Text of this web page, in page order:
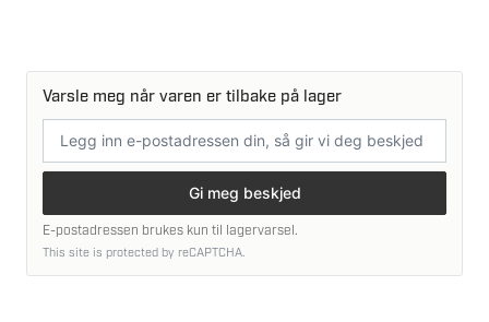
Varsle meg når varen er tilbake på lager
postadresse
Gi meg beskjed
E-postadressen brukes kun til lagervarsel.
This site is protected by reCAPTCHA.